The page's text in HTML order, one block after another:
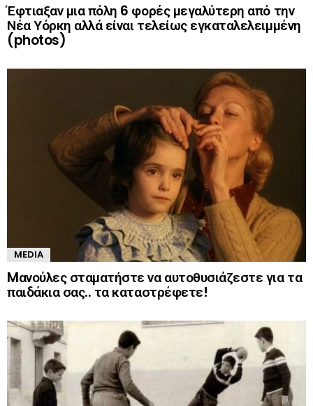
Έφτιαξαν μια πόλη 6 φορές μεγαλύτερη από την
Νέα Υόρκη αλλά είναι τελείως εγκαταλελειμμένη
(photos)
MEDIA
Mανούλες σταματήστε να αυτοθυσιάζεστε για τα
παιδάκια σας.. τα καταστρέφετε!